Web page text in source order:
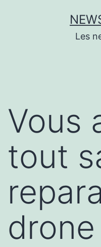
Les
Vous
tout
drone